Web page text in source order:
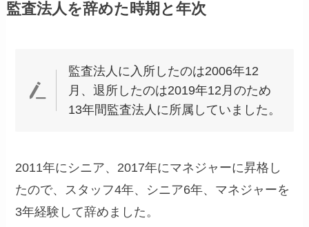
監査法人を辞めた時期と年次
監査法人に入所したのは2006年12
月、退所したのは2019年12月のため
13年間監査法人に所属していました。
2011年にシニア、2017年にマネジャーに昇格し
たので、スタッフ4年、シニア6年、マネジャーを
3年経験して辞めました。